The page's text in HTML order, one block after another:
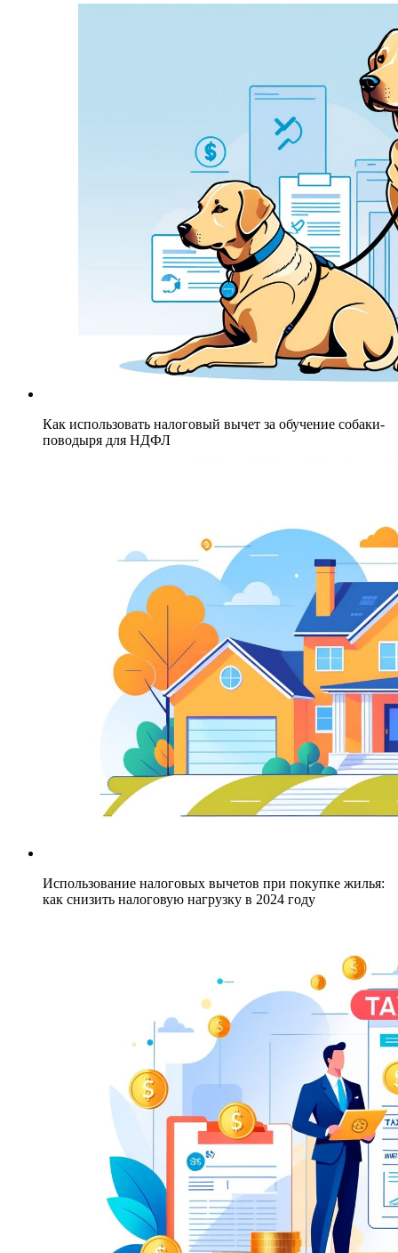
Как использовать налоговый вычет за обучение собаки-
поводыря для НДФЛ
Использование налоговых вычетов при покупке жилья:
как снизить налоговую нагрузку в 2024 году